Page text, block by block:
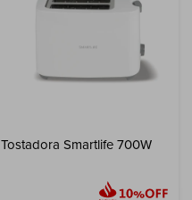
Tostadora Smartlife 700W